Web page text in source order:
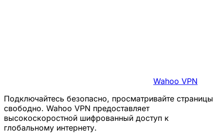
Wahoo VPN
Подключайтесь безопасно, просматривайте страницы
свободно. Wahoo VPN предоставляет
высокоскоростной шифрованный доступ к
глобальному интернету.